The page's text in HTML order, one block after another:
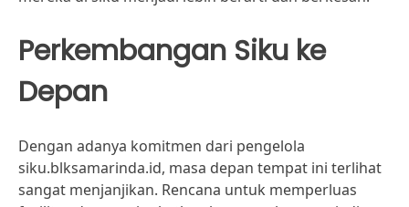
Perkembangan Siku ke
Depan
Dengan adanya komitmen dari pengelola
siku.blksamarinda.id, masa depan tempat ini terlihat
sangat menjanjikan. Rencana untuk memperluas